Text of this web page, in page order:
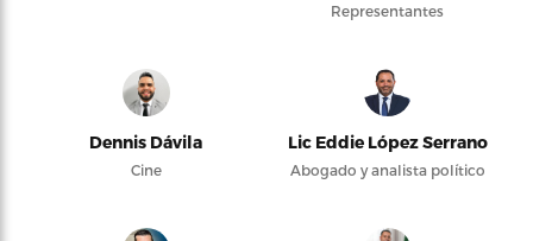
Representantes
Dennis Dávila
Cine
Lic Eddie López Serrano
Abogado y analista político